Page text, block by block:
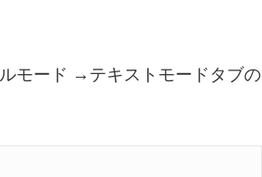
モード →テキストモードタブの